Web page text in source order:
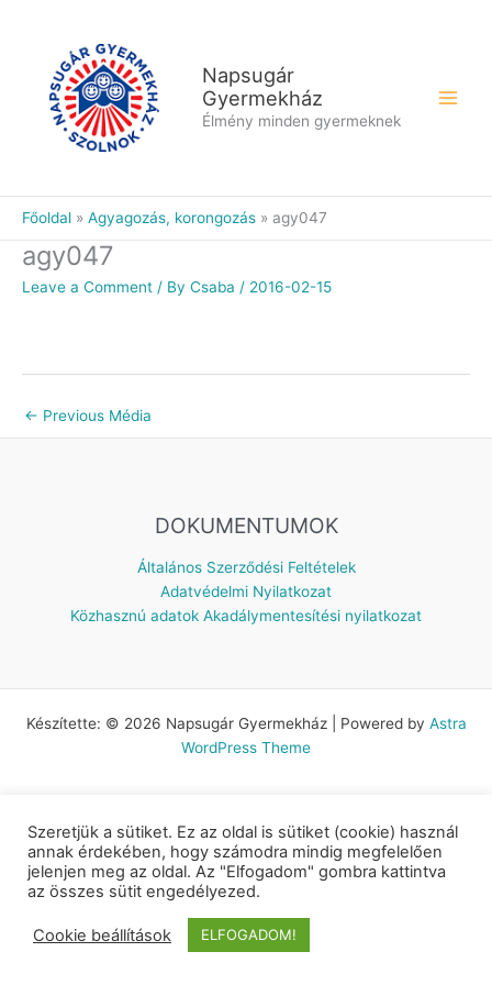
Napsugár
Gyermekház
Élmény minden gyermeknek
Főoldal Agyagozás, korongozás agy047
agy047
Leave a Comment / By Csaba / 2016-02-15
← Previous Média
DOKUMENTUMOK
Általános Szerződési Feltételek
Adatvédelmi Nyilatkozat
Közhasznú adatok Akadálymentesítési nyilatkozat
Készítette: © 2026 Napsugár Gyermekház | Powered by Astra
WordPress Theme
Szeretjük a sütiket. Ez az oldal is sütiket (cookie) használ
annak érdekében, hogy számodra mindig megfelelően
jelenjen meg az oldal. Az "Elfogadom" gombra kattintva
az összes sütit engedélyezed.
Cookie beállítások ELFOGADOM!